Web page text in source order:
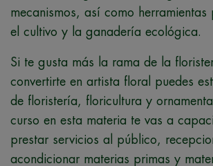
mecanismos, así como
el cultivo y la ganadería ecológica.
Si te gusta más la rama de la
convertirte en artista floral puedes
de floristería, floricultura y
curso en esta materia te vas a
prestar servicios al público,
acondicionar materias primas y